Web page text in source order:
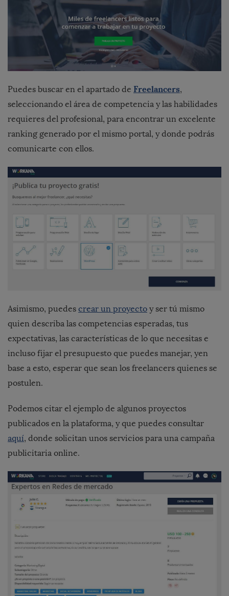
Puedes buscar en el apartado de Freelancers,
seleccionando el área de competencia y las habilidades
requieres del profesional, para encontrar un excelente
ranking generado por el mismo portal, y donde podrás
comunicarte con ellos.
Asimismo, puedes crear un proyecto y ser tú mismo
quien describa las competencias esperadas, tus
expectativas, las características de lo que necesitas e
incluso fijar el presupuesto que puedes manejar, yen
base a esto, esperar que sean los freelancers quienes se
postulen.
Podemos citar el ejemplo de algunos proyectos
publicados en la plataforma, y que puedes consultar
aquí, donde solicitan unos servicios para una campaña
publicitaria online.